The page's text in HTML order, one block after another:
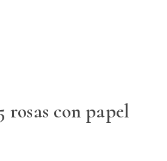
rosas con papel